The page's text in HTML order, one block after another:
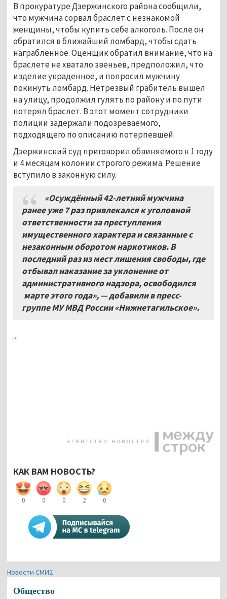
В прокуратуре Дзержинского района сообщили,
что мужчина сорвал браслет с незнакомой
женщины, чтобы купить себе алкоголь. После он
обратился в ближайший ломбард, чтобы сдать
награбленное. Оценщик обратил внимание, что на
браслете не хватало звеньев, предположил, что
изделие украденное, и попросил мужчину
покинуть ломбард. Нетрезвый грабитель вышел
на улицу, продолжил гулять по району и по пути
потерял браслет. В этот момент сотрудники
полиции задержали подозреваемого,
подходящего по описанию потерпевшей.
Дзержинский суд приговорил обвиняемого к 1 году
и 4 месяцам колонии строгого режима. Решение
вступило в законную силу.
«Осуждённый 42-летний мужчина
ранее уже 7 раз привлекался к уголовной
ответственности за преступления
имущественного характера и связанные с
незаконным оборотом наркотиков. В
последний раз из мест лишения свободы, где
отбывал наказание за уклонение от
административного надзора, освободился
марте этого года», — добавили в пресс-
группе МУ МВД России «Нижнетагильское».
...
КАК ВАМ НОВОСТЬ?
0 0 0 2 0
Новости СМИ2
Общество